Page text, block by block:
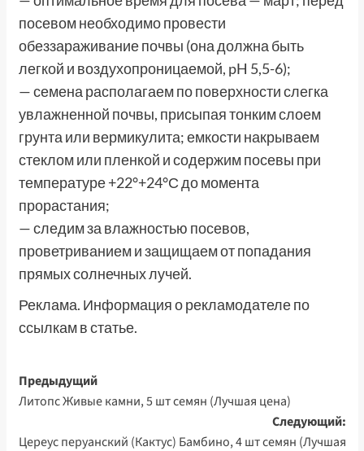
посевом необходимо провести
обеззараживание почвы (она должна быть
легкой и воздухопроницаемой, pH 5,5-6);
— семена располагаем по поверхности слегка
увлажненной почвы, присыпая тонким слоем
грунта или вермикулита; емкости накрываем
стеклом или пленкой и содержим посевы при
температуре +22°+24°С до момента
прорастания;
— следим за влажностью посевов,
проветриванием и защищаем от попадания
прямых солнечных лучей.
Реклама. Информация о рекламодателе по
ссылкам в статье.
Навигация
записи
Предыдущий
Литопс Живые камни, 5 шт семян (Лучшая цена)
Следующий:
Цереус перуанский (Кактус) Бамбино, 4 шт семян (Лучшая